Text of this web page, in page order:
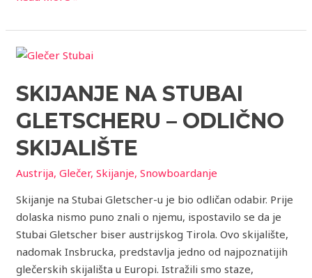
SKIJANJE NA STUBAI
GLETSCHERU – ODLIČNO
SKIJALIŠTE
Austrija,Glečer,Skijanje,Snowboardanje
Skijanje na Stubai Gletscher-u je bio odličan odabir. Prije
dolaska nismo puno znali o njemu, ispostavilo se da je
Stubai Gletscher biser austrijskog Tirola. Ovo skijalište,
nadomak Insbrucka, predstavlja jedno od najpoznatijih
glečerskih skijališta u Europi. Istražili smo staze,
Skijanje
Stubai
–
Odlično
skijalište